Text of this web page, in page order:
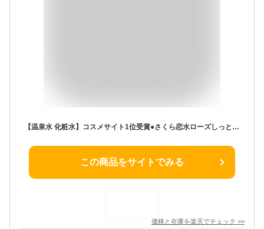
【温泉水 化粧水】コスメサイト1位受賞●さくら恋水ローズしっとり200ML● 榊原温泉水 天然100％ 温泉 ミスト化粧水 はちみつ 保湿 ヒアルロン酸 肌トラブル 完全無添加 オーガニック 子供 赤ちゃん アトピー 榊原温泉水 スキンケア 肌荒れ 髪 全身〈宅配便発送〉
この商品をサイトでみる
価格と在庫を楽天でチェック >>